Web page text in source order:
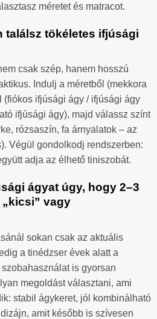
méretet és matracot.
találsz tökéletes ifjúsági
csak szép, hanem hosszú
Indulj a méretből (mekkora
(fiókos ifjúsági ágy / ifjúsági ágy
ifjúsági ágy), majd válassz színt
rózsaszín, fa árnyalatok – az
Végül gondolkodj rendszerben:
adja az élhető tiniszobát.
ágyat úgy, hogy 2–3
vagy
sokan csak az aktuális
a tinédzser évek alatt a
is gyorsan
megoldást választani, ami
stabil ágykeret, jól kombinálható
amit később is szívesen